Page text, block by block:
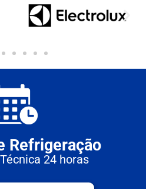
Refrigeração
24 horas